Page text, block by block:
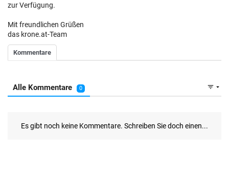
zur Verfügung.
Mit freundlichen Grüßen
das krone.at-Team